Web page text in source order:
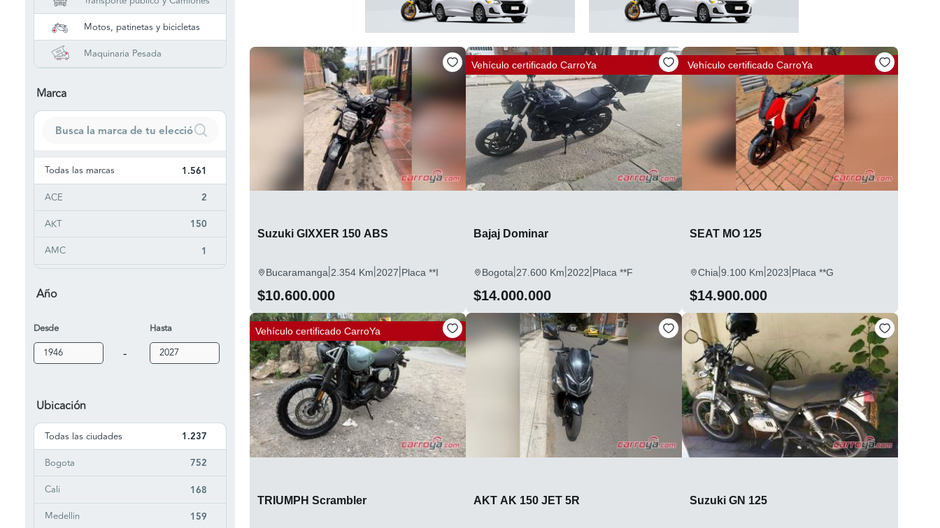
Motos, patinetas y bicicletas
Maquinaria Pesada
Marca
Todas las marcas 1.561
ACE 2
AKT 150
AMC 1
Bajaj
BENELLI
Brenson
CAN-AM 4
CF MOTO 4
CFMoto 1
Ciclomoto 3
Año
Desde
-
Hasta
Ubicación
Todas las ciudades 1.237
Bogota 752
Cali 168
Medellin 159
Suzuki GIXXER 150 ABS
Bucaramanga|2.354 Km|2027|Placa **I
$10.600.000
Vehículo certificadoCarroYa
Bajaj Dominar
Bogota|27.600 Km|2022|Placa **F
$14.000.000
Vehículo certificado CarroYa
SEAT MO 125
Chia|9.100 Km|2023|Placa **G
$14.900.000
Vehículo certificadoCarroYa
TRIUMPH Scrambler AKT AK 150 JET 5R Suzuki GN 125